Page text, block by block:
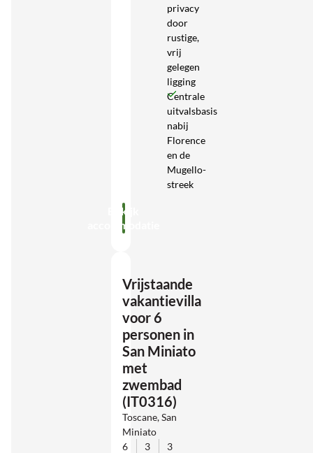
privacy
door
rustige,
vrij
gelegen
ligging
Centrale
uitvalsbasis
nabij
Florence
en de
Mugello-
streek
Bekijk
accommodatie
Vrijstaande
vakantievilla
voor 6
personen in
San Miniato
met
zwembad
(IT0316)
Toscane, San
Miniato
6
3
3